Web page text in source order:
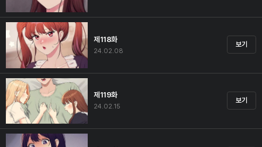
제118화
24.02.08
보기
제119화
24.02.15
보기